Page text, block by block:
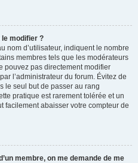
le modifier ?
nom d’utilisateur, indiquent le nombre
membres tels que les modérateurs
pouvez pas directement modifier
l’administrateur du forum. Évitez de
le seul but de passer au rang
pratique est rarement tolérée et un
facilement abaisser votre compteur de
membre, on me demande de me